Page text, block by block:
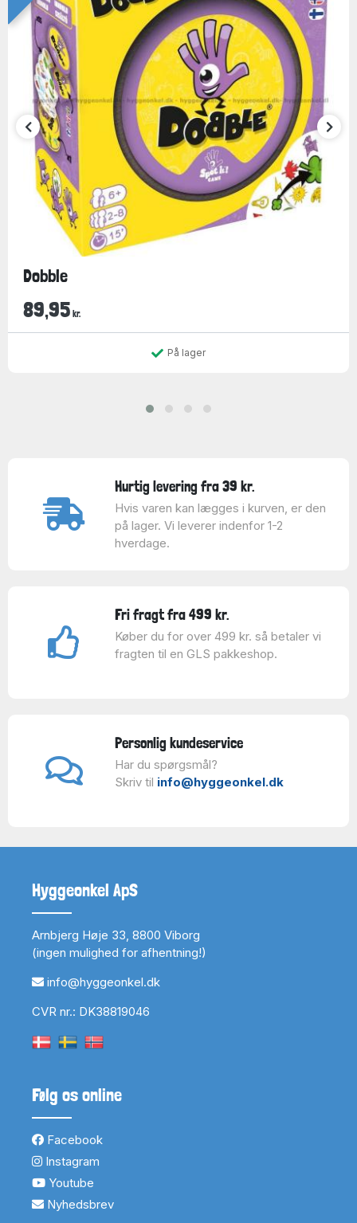
Dobble
89,95 kr.
På lager
Hurtig levering fra 39 kr.
Hvis varen kan lægges i kurven, er den
på lager. Vi leverer indenfor 1-2
hverdage.
Fri fragt fra 499 kr.
Køber du for over 499 kr. så betaler vi
fragten til en GLS pakkeshop.
Personlig kundeservice
Har du spørgsmål?
Skriv til info@hyggeonkel.dk
Hyggeonkel ApS
Arnbjerg Høje 33, 8800 Viborg
(ingen mulighed for afhentning!)
info@hyggeonkel.dk
CVR nr.: DK38819046
Følg os online
Facebook
Instagram
Youtube
Nyhedsbrev